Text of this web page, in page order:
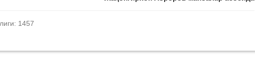
1457